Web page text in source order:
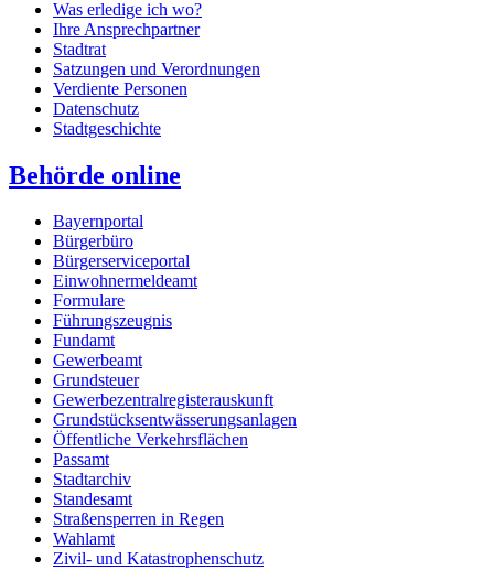
Was erledige ich wo?
Ihre Ansprechpartner
Stadtrat
Satzungen und Verordnungen
Verdiente Personen
Datenschutz
Stadtgeschichte
Behörde online
Bayernportal
Bürgerbüro
Bürgerserviceportal
Einwohnermeldeamt
Formulare
Führungszeugnis
Fundamt
Gewerbeamt
Grundsteuer
Gewerbezentralregisterauskunft
Grundstücksentwässerungsanlagen
Öffentliche Verkehrsflächen
Passamt
Stadtarchiv
Standesamt
Straßensperren in Regen
Wahlamt
Zivil- und Katastrophenschutz